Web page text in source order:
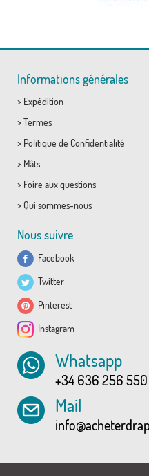
Informations générales
> Expédition
> Termes
> Politique de Confidentialité
> Mâts
> Foire aux questions
> Qui sommes-nous
Nous suivre
Facebook
Twitter
Pinterest
Instagram
Whatsapp
+34 636 256 550
Mail